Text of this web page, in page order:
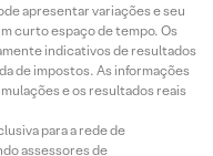
apresentar variações e seu
curto espaço de tempo. Os
indicativos de resultados
de impostos. As informações
e os resultados reais
para a rede de
assessores de